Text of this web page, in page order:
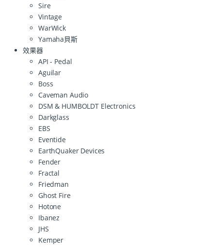
Sire
Vintage
WarWick
Yamaha貝斯
效果器
API - Pedal
Aguilar
Boss
Caveman Audio
DSM & HUMBOLDT Electronics
Darkglass
EBS
Eventide
EarthQuaker Devices
Fender
Fractal
Friedman
Ghost Fire
Hotone
Ibanez
JHS
Kemper